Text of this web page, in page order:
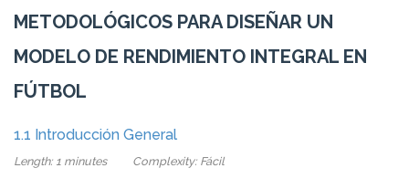
METODOLÓGICOS PARA DISEÑAR UN
MODELO DE RENDIMIENTO INTEGRAL EN
FÚTBOL
1.1 Introducción General
Length: 1 minutes Complexity: Fácil